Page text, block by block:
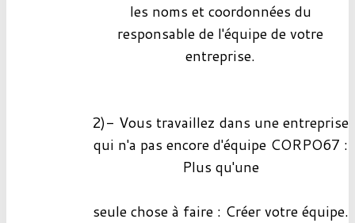
les noms et coordonnées du
responsable de l'équipe de votre
entreprise.
2)- Vous travaillez dans une entreprise
qui n'a pas encore d'équipe CORPO67 :
Plus qu'une
seule chose à faire : Créer votre équipe.